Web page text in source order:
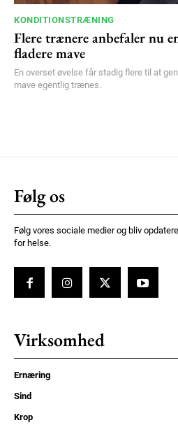
KONDITIONSTRÆNING
Flere trænere anbefaler nu
fladere mave
En overset øvelse får stadig flere til at
mave egentlig trænes.
Følg os
Følg vores sociale medier og bliv
for helse.
Virksomhed
Ernæring
Sind
Krop